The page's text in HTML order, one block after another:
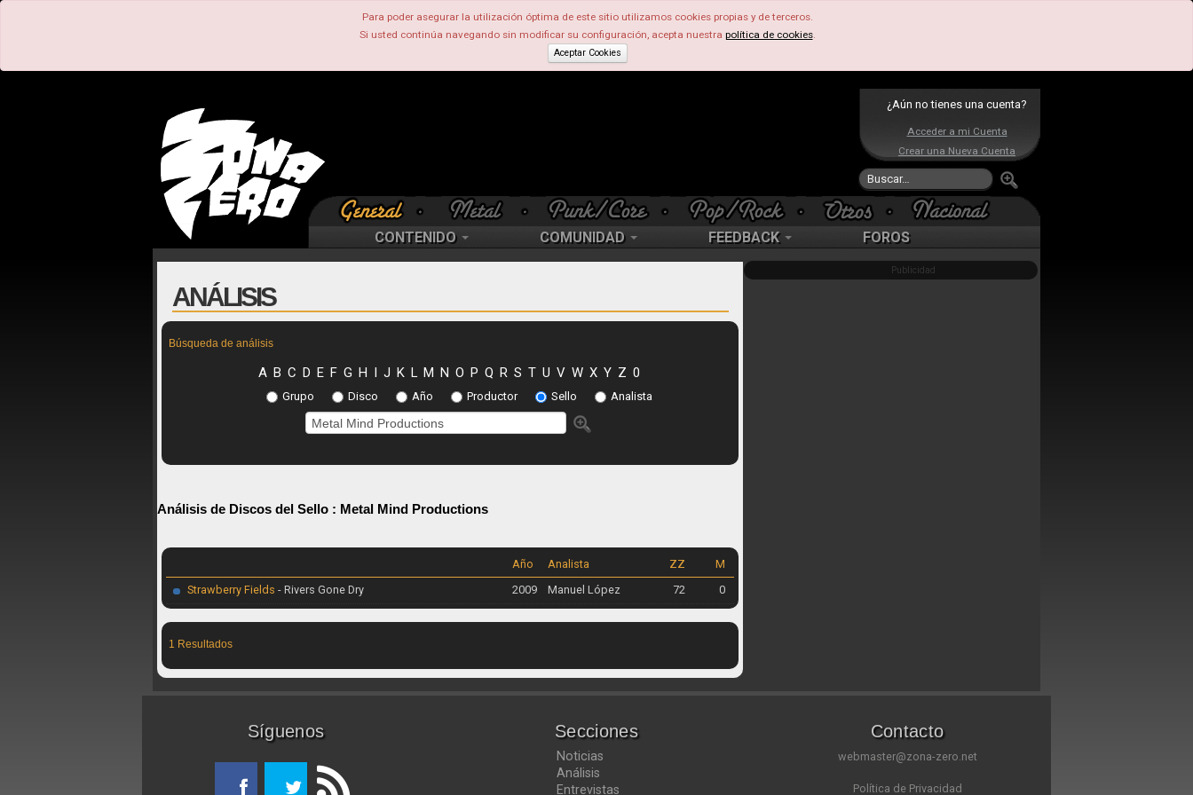
Para poder asegurar la utilización óptima de este sitio utilizamos cookies propias y de terceros.
Si usted continúa navegando sin modificar su configuración, acepta nuestra política de cookies.
Aceptar Cookies
¿Aún no tienes una cuenta?
Acceder a mi Cuenta
Crear una Nueva Cuenta
CONTENIDO COMUNIDAD FEEDBACK FOROS
ANÁLISIS
Búsqueda de análisis
A B C D E F G H I J K L M N O P Q R S T U V W X Y Z 0
Grupo Disco Año Productor Sello Analista
Análisis de Discos del Sello : Metal Mind Productions
M
ZZ
Analista
Año
Strawberry Fields - Rivers Gone Dry 0
72
Manuel López
2009
1 Resultados
Publicidad
Síguenos Secciones
Noticias
Análisis
Entrevistas
Contacto
webmaster@zona-zero.net
Política de Privacidad